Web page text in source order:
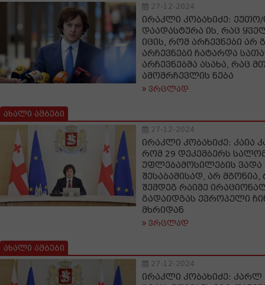
27-12-2024
ირაკლი კობახიძე:
დაადასტურა ის, რაც
იცის, რომ არჩევნები არ
არჩევნები ჩატარდა
არჩევნებმა ასახა, რაც
ამომრჩევლის ნება
ვრცლად
ახალი ამბები
27-12-2024
ირაკლი კობახიძე: კაია
რომ 29 დეკემბერს
უფლებამოსილების ვადა
შესაბამისად, არ
შემდეგ რაიმე
გადაიდგას ევროპელი
მხრიდან
ვრცლად
ახალი ამბები
27-12-2024
ირაკლი კობახიძე: